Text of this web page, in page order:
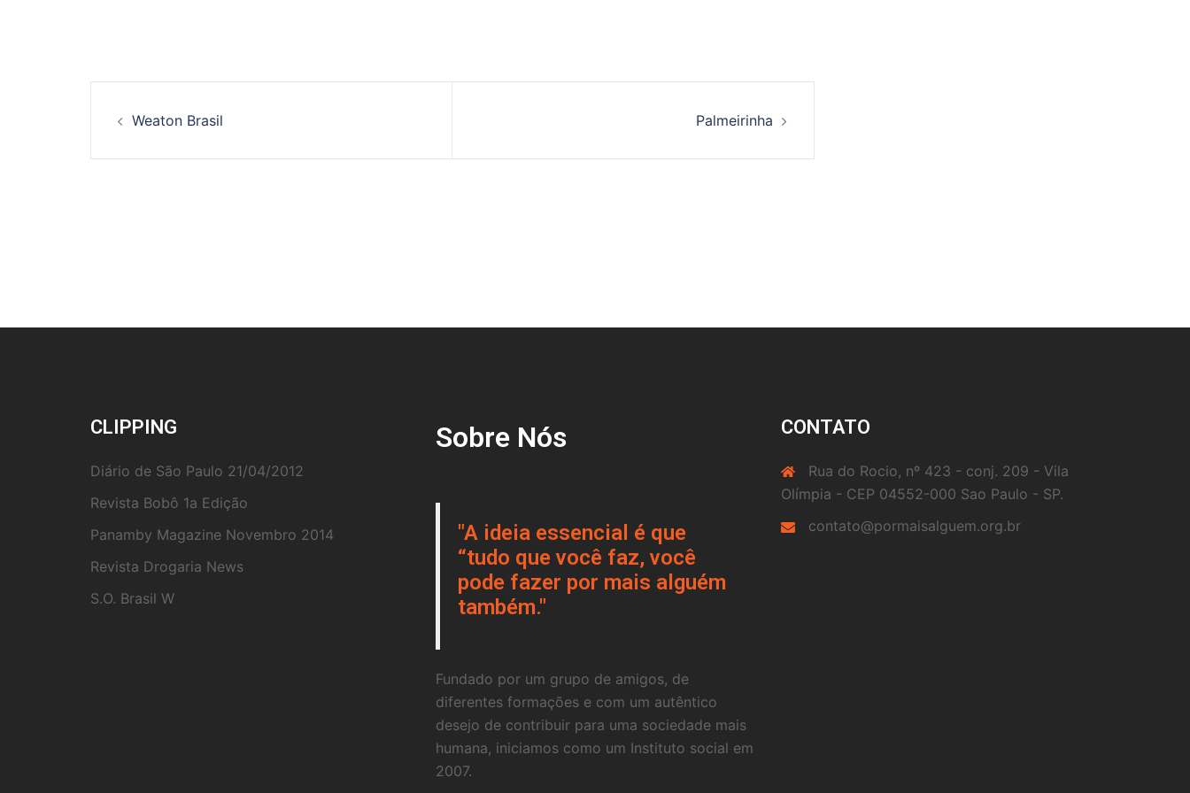
de
Weaton Brasil Palmeirinha
CLIPPING
Diário de São Paulo 21/04/2012
Revista Bobô 1a Edição
Panamby Magazine Novembro 2014
Revista Drogaria News
S.O. Brasil W
Sobre Nós
"A ideia essencial é que
“tudo que você faz, você
pode fazer por mais alguém
também."
Fundado por um grupo de amigos, de
diferentes formações e com um autêntico
desejo de contribuir para uma sociedade mais
humana, iniciamos como um Instituto social em
2007.
CONTATO
Rua do Rocio, nº 423 - conj. 209 - Vila
Olímpia - CEP 04552-000 Sao Paulo - SP.
contato@pormaisalguem.org.br